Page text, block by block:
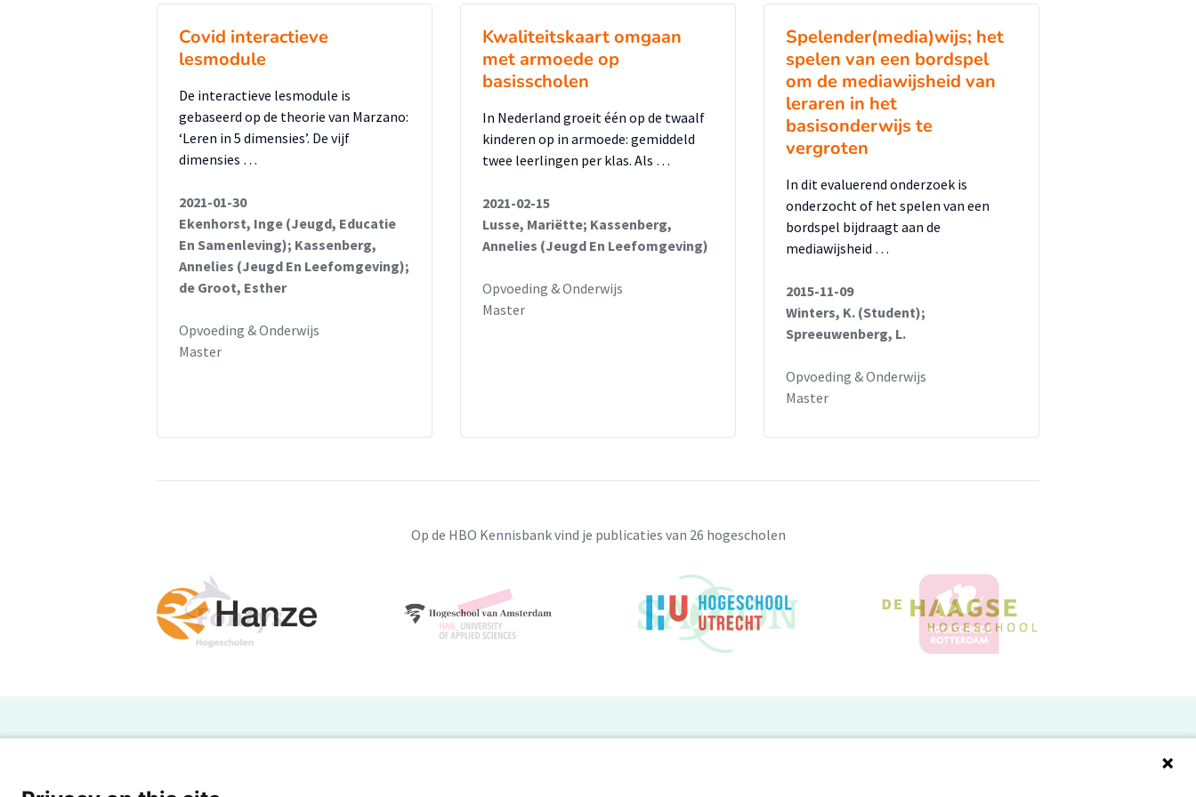
praktijk van het lesgeven, weten zij niet hoe zij deze interventies dienen toe
te passen. Docenten hebben ondersteuning nodig in het toepassen van
De resultaten van dit onderzoek worden gepresenteerd aan de centrale
directie van het Nuborgh College en kunnen als vertrekpunt dienen voor
het ontwikkelen en implementeren van een school breed
Covid interactieve
lesmodule
De interactieve lesmodule is
gebaseerd op de theorie van Marzano:
‘Leren in 5 dimensies’. De vijf
dimensies …
2021-01-30
Ekenhorst, Inge (Jeugd, Educatie
En Samenleving); Kassenberg,
Annelies (Jeugd En Leefomgeving);
de Groot, Esther
Opvoeding & Onderwijs
Master
Kwaliteitskaart omgaan
met armoede op
basisscholen
In Nederland groeit één op de twaalf
kinderen op in armoede: gemiddeld
twee leerlingen per klas. Als …
2021-02-15
Lusse, Mariëtte; Kassenberg,
Annelies (Jeugd En Leefomgeving)
Opvoeding & Onderwijs
Master
Spelender(media)wijs; het
spelen van een bordspel
om de mediawijsheid van
leraren in het
basisonderwijs te
vergroten
In dit evaluerend onderzoek is
onderzocht of het spelen van een
bordspel bijdraagt aan de
mediawijsheid …
2015-11-09
Winters, K. (Student);
Spreeuwenberg, L.
Opvoeding & Onderwijs
Master
Op de HBO Kennisbank vind je publicaties van 26 hogescholen
Powered by SURF